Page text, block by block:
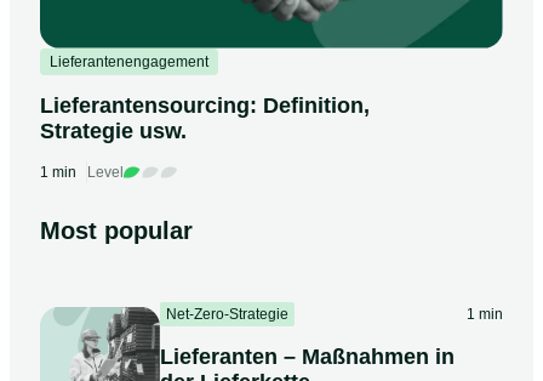
Lieferantenengagement
Lieferantensourcing: Definition,
Strategie usw.
1 min Level
Most popular
Net-Zero-Strategie 1 min
Lieferanten – Maßnahmen in